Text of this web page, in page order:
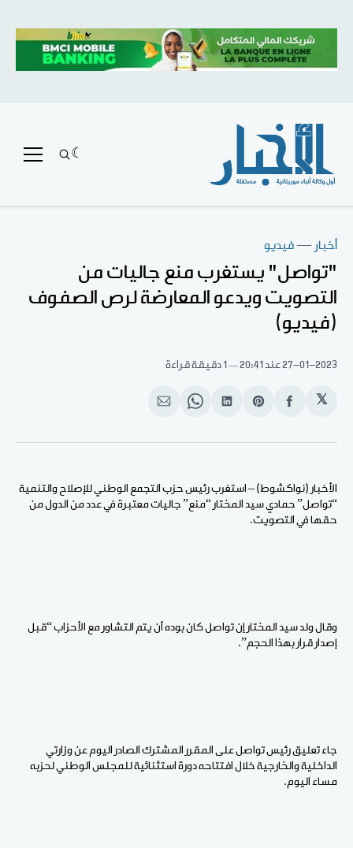
أخبار —فيديو
"تواصل" يستغرب منع جاليات من
التصويت ويدعو المعارضة لرص الصفوف
(فيديو)
27-01-2023عند 20:41 1 دقيقة قراءة
𝕏
انشر
الفيسبوك
Share
Pinterest
انشر
لينكد
Share
WhatsApp
انشر
الإيميل
الأخبار (نواكشوط) – استغرب رئيس حزب التجمع الوطني للإصلاح والتنمية
“تواصل” حمادي سيد المختار “منع” جاليات معتبرة في عدد من الدول من
حقها في التصويت.
وقال ولد سيد المختار إن تواصل كان بوده أن يتم التشاور مع الأحزاب “قبل
إصدار قرار بهذا الحجم”.
جاء تعليق رئيس تواصل على المقرر المشترك الصادر اليوم عن وزارتي
الداخلية والخارجية خلال افتتاحه دورة استثنائية للمجلس الوطني لحزبه
مساء اليوم.